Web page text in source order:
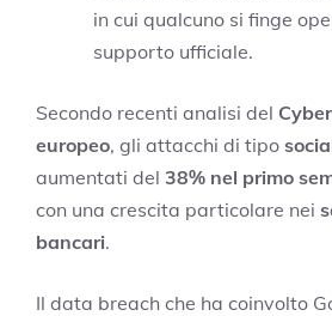
in cui qualcuno si finge
supporto ufficiale.
Secondo recenti analisi del
europeo, gli attacchi di tipo
aumentati del 38% nel primo
con una crescita particolare nei
bancari.
Il data breach che ha coinvolto